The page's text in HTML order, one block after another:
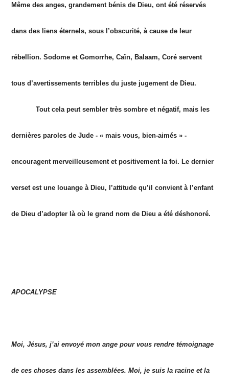
Même des anges, grandement bénis de Dieu, ont été réservés
dans des liens éternels, sous l’obscurité, à cause de leur
rébellion. Sodome et Gomorrhe, Caïn, Balaam, Coré servent
tous d’avertissements terribles du juste jugement de Dieu.
Tout cela peut sembler très sombre et négatif, mais les
dernières paroles de Jude - « mais vous, bien-aimés » -
encouragent merveilleusement et positivement la foi. Le dernier
verset est une louange à Dieu, l’attitude qu’il convient à l’enfant
de Dieu d’adopter là où le grand nom de Dieu a été déshonoré.
APOCALYPSE
Moi, Jésus, j’ai envoyé mon ange pour vous rendre témoignage
de ces choses dans les assemblées. Moi, je suis la racine et la